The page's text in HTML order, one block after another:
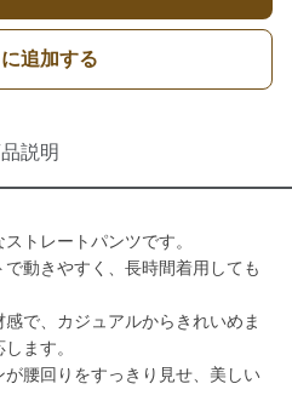
追加する
説明
トレートパンツです。
動きやすく、長時間着用しても
で、カジュアルからきれいめま
ます。
腰回りをすっきり見せ、美しい